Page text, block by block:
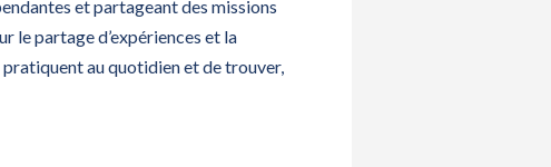
et partageant des missions
le partage d’expériences et la
pratiquent au quotidien et de trouver,